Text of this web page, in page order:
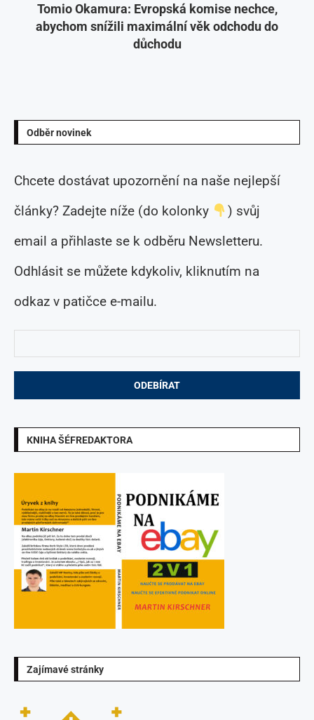
Tomio Okamura: Evropská komise nechce,
abychom snížili maximální věk odchodu do
důchodu
Odběr novinek
Chcete dostávat upozornění na naše nejlepší
články? Zadejte níže (do kolonky
) svůj
email a přihlaste se k odběru Newsletteru.
Odhlásit se můžete kdykoliv, kliknutím na
odkaz v patičce e-mailu.
KNIHA ŠÉFREDAKTORA
Zajímavé stránky